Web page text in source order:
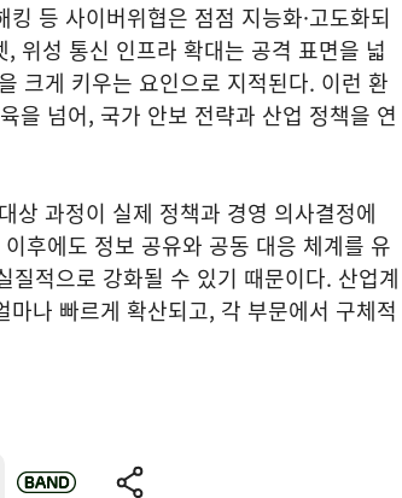
등 사이버위협은 점점 지능화·고도화되
위성 통신 인프라 확대는 공격 표면을 넓
크게 키우는 요인으로 지적된다. 이런 환
을 넘어, 국가 안보 전략과 산업 정책을 연
상 과정이 실제 정책과 경영 의사결정에
후에도 정보 공유와 공동 대응 체계를 유
적으로 강화될 수 있기 때문이다. 산업계
나 빠르게 확산되고, 각 부문에서 구체적